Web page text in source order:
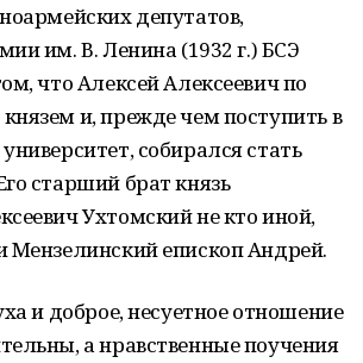
депутатов,
им. В. Ленина (1932 г.) БСЭ
что Алексей Алексеевич по
и, прежде чем поступить в
собирался стать
старший брат князь
Ухтомский не кто иной,
Мензелинский епископ Андрей.
и доброе, несуетное отношение
а нравственные поучения